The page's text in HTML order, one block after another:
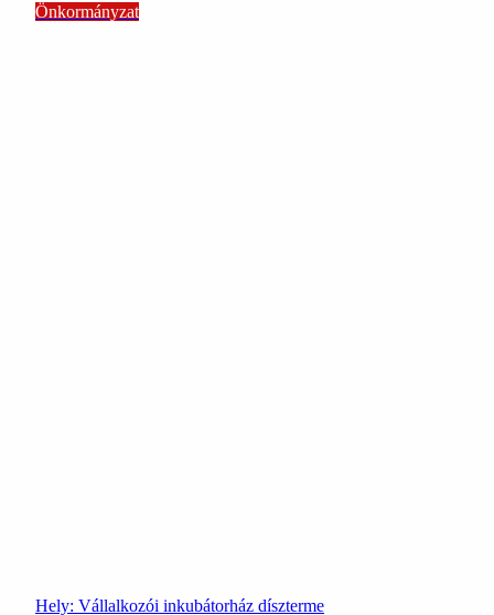
Önkormányzat
Hely: Vállalkozói inkubátorház díszterme